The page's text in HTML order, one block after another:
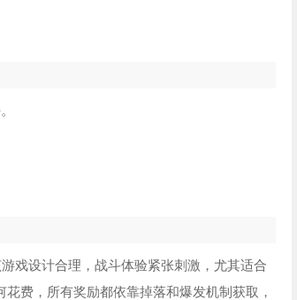
戏设计合理，战斗体验紧张刺激，尤其适合
费，所有奖励都依靠掉落和爆发机制获取，